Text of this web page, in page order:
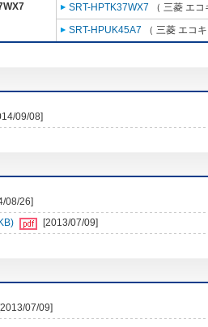
SRT-HPTK37WX7 （ 三菱 エ
SRT-HPUK45A7 （ 三菱 エコ
09/08]
08/26]
[2013/07/09]
[2013/07/09]